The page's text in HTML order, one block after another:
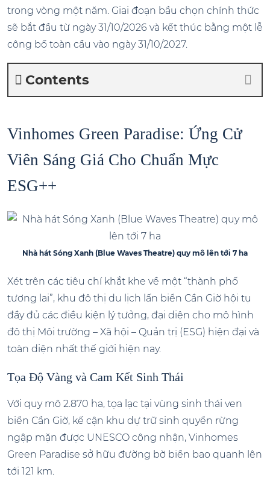
trong vòng một năm. Giai đoạn bầu chọn chính thức
sẽ bắt đầu từ ngày 31/10/2026 và kết thúc bằng một lễ
công bố toàn cầu vào ngày 31/10/2027.
Contents
Vinhomes Green Paradise: Ứng Cử
Viên Sáng Giá Cho Chuẩn Mực
ESG++
Nhà hát Sóng Xanh (Blue Waves Theatre) quy mô lên tới 7 ha
Xét trên các tiêu chí khắt khe về một “thành phố
tương lai”, khu đô thị du lịch lấn biển Cần Giờ hội tụ
đầy đủ các điều kiện lý tưởng, đại diện cho mô hình
đô thị Môi trường – Xã hội – Quản trị (ESG) hiện đại và
toàn diện nhất thế giới hiện nay.
Tọa Độ Vàng và Cam Kết Sinh Thái
Với quy mô 2.870 ha, tọa lạc tại vùng sinh thái ven
biển Cần Giờ, kế cận khu dự trữ sinh quyển rừng
ngập mặn được UNESCO công nhận, Vinhomes
Green Paradise sở hữu đường bờ biển bao quanh lên
tới 121 km.